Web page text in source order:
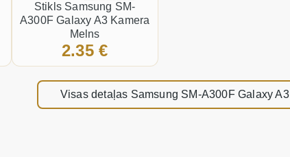
Stikls Samsung SM-
A300F Galaxy A3 Kamera
Melns
2.35 €
Visas detaļas Samsung SM-A300F Galaxy A3